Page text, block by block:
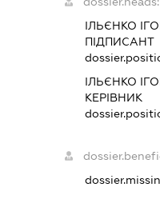
ІЛЬЄНКО
ПІДПИСАНТ
ІЛЬЄНКО
КЕРІВНИК